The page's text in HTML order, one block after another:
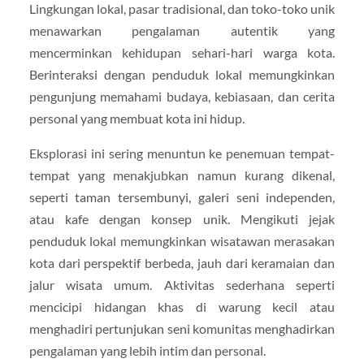
Lingkungan lokal, pasar tradisional, dan toko-toko unik
menawarkan pengalaman autentik yang
mencerminkan kehidupan sehari-hari warga kota.
Berinteraksi dengan penduduk lokal memungkinkan
pengunjung memahami budaya, kebiasaan, dan cerita
personal yang membuat kota ini hidup.
Eksplorasi ini sering menuntun ke penemuan tempat-
tempat yang menakjubkan namun kurang dikenal,
seperti taman tersembunyi, galeri seni independen,
atau kafe dengan konsep unik. Mengikuti jejak
penduduk lokal memungkinkan wisatawan merasakan
kota dari perspektif berbeda, jauh dari keramaian dan
jalur wisata umum. Aktivitas sederhana seperti
mencicipi hidangan khas di warung kecil atau
menghadiri pertunjukan seni komunitas menghadirkan
pengalaman yang lebih intim dan personal.